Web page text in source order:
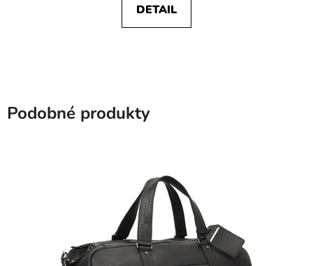
DETAIL
Podobné produkty